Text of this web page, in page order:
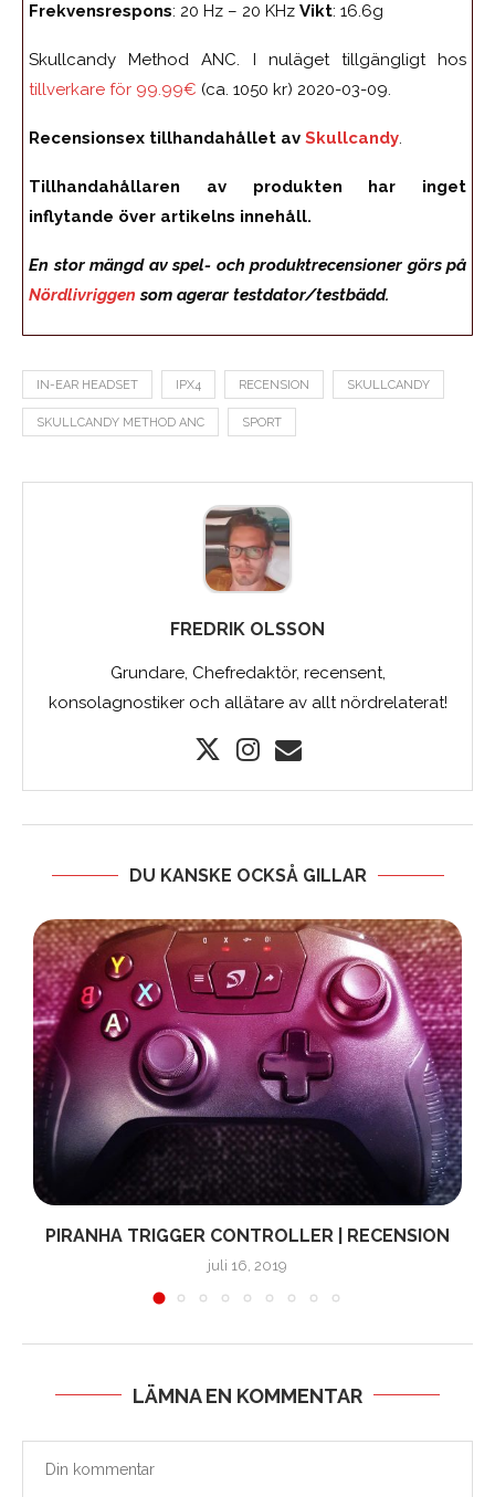
Frekvensrespons: 20 Hz – 20 KHz Vikt: 16.6g
Skullcandy Method ANC. I nuläget tillgängligt hos
tillverkare för 99.99€ (ca. 1050 kr) 2020-03-09.
Recensionsex tillhandahållet av Skullcandy.
Tillhandahållaren av produkten har inget
inflytande över artikelns innehåll.
En stor mängd av spel- och produktrecensioner görs på
Nördlivriggen som agerar testdator/testbädd.
IN-EAR HEADSET IPX4 RECENSION SKULLCANDY
SKULLCANDY METHOD ANC SPORT
FREDRIK OLSSON
Grundare, Chefredaktör, recensent,
konsolagnostiker och allätare av allt nördrelaterat!
DU KANSKE OCKSÅ GILLAR
PIRANHA TRIGGER CONTROLLER | RECENSION
juli 16, 2019
LÄMNA EN KOMMENTAR